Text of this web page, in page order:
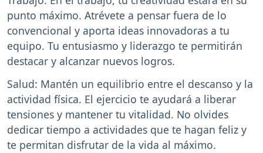
punto máximo. Atrévete a pensar fuera de lo
convencional y aporta ideas innovadoras a tu
equipo. Tu entusiasmo y liderazgo te permitirán
destacar y alcanzar nuevos logros.
Salud: Mantén un equilibrio entre el descanso y la
actividad física. El ejercicio te ayudará a liberar
tensiones y mantener tu vitalidad. No olvides
dedicar tiempo a actividades que te hagan feliz y
te permitan disfrutar de la vida al máximo.